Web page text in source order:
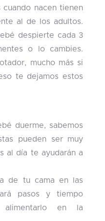
cuando nacen tienen
al de los adultos.
despierte cada 3
o lo cambies.
mucho más si
te dejamos estos
duerme, sabemos
pueden ser muy
al día te ayudarán a
de tu cama en las
pasos y tiempo
alimentarlo en la